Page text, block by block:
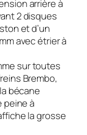
arrière à
2 disques
et d’un
avec étrier à
sur toutes
Brembo,
bécane
peine à
la grosse